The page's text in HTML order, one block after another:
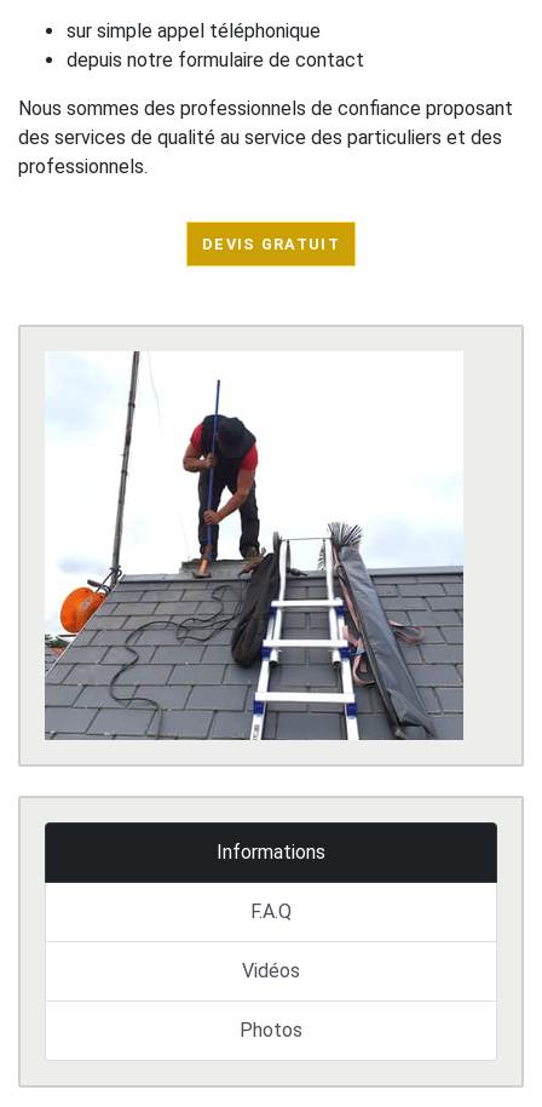
sur simple appel téléphonique
depuis notre formulaire de contact
Nous sommes des professionnels de confiance proposant
des services de qualité au service des particuliers et des
professionnels.
DEVIS GRATUIT
Informations
F.A.Q
Vidéos
Photos